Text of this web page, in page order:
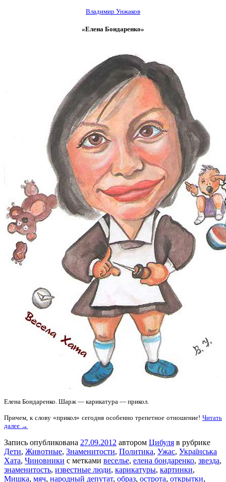
Владимир Унжаков
«Елена Бондаренко»
Елена Бондаренко. Шарж — карикатура — прикол.
Причем, к слову «прикол» сегодня особенно трепетное отношение! Читать
далее →
Запись опубликована 27.09.2012 автором Цибуля в рубрике
Дети, Животные, Знаменитости, Политика, Ужас, Українська
Хата, Чиновники с метками веселье, елена бондаренко, звезда,
знаменитость, известные люди, карикатуры, картинки,
Мишка, мяч, народный депутат, образ, острота, открытки,